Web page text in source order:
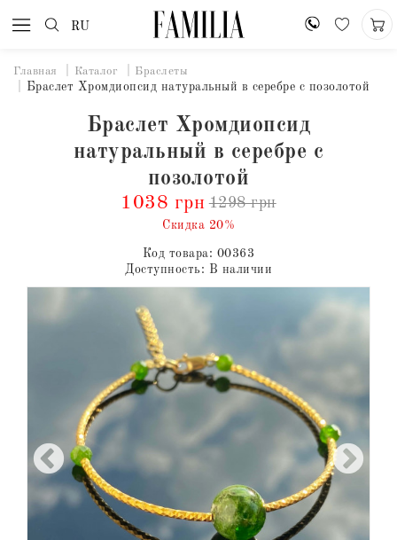
RU
Главная Каталог Браслеты
Браслет Хромдиопсид натуральный в серебре с позолотой
Браслет Хромдиопсид
натуральный в серебре с
позолотой
1038 грн 1298 грн
Скидка 20%
Код товара: 00363
Доступность: В наличии